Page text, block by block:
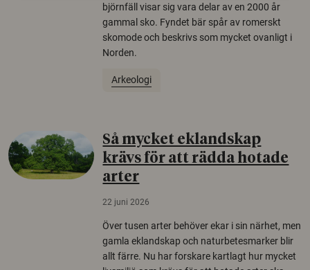
björnfäll visar sig vara delar av en 2000 år
gammal sko. Fyndet bär spår av romerskt
skomode och beskrivs som mycket ovanligt i
Norden.
Arkeologi
Så mycket eklandskap
krävs för att rädda hotade
arter
22 juni 2026
Över tusen arter behöver ekar i sin närhet, men
gamla eklandskap och naturbetesmarker blir
allt färre. Nu har forskare kartlagt hur mycket